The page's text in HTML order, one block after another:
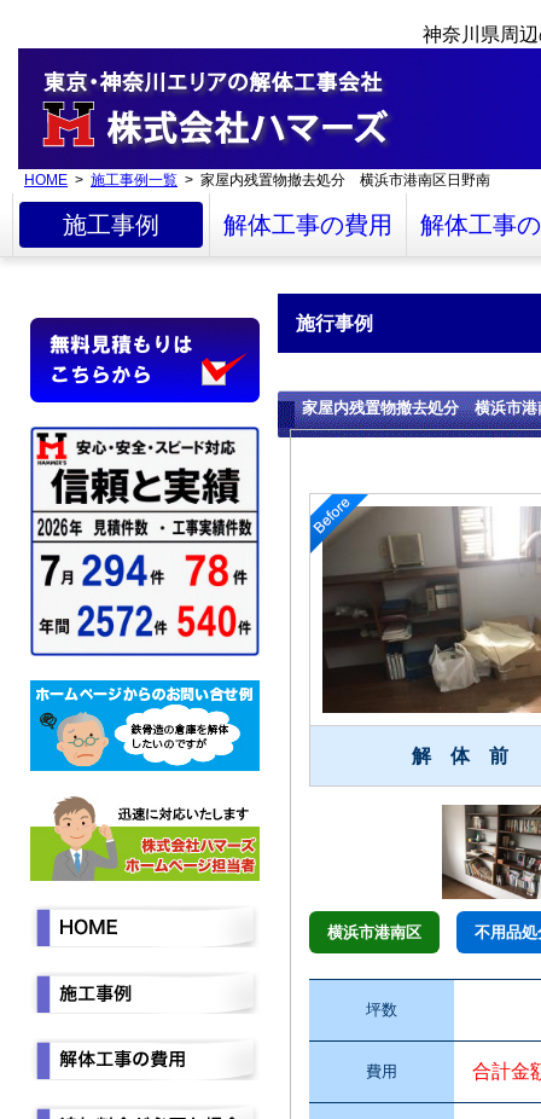
神奈川県周
HOME > 施工事例一覧 > 家屋内残置物撤去処分 横浜市港南区日野南
施工事例 解体工事の費用 解体工事
施行事例
家屋内残置物撤去処分 横浜市港
解 体 前
横浜市港南区 不用品処
坪数
費用 合計金